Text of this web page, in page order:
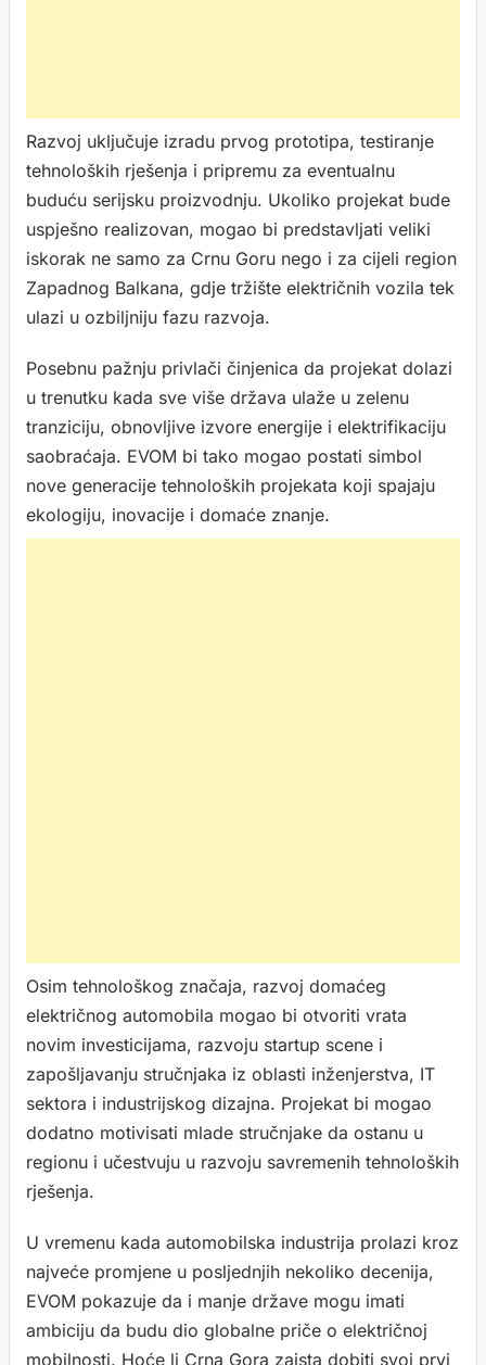
Razvoj uključuje izradu prvog prototipa, testiranje
tehnoloških rješenja i pripremu za eventualnu
buduću serijsku proizvodnju. Ukoliko projekat bude
uspješno realizovan, mogao bi predstavljati veliki
iskorak ne samo za Crnu Goru nego i za cijeli region
Zapadnog Balkana, gdje tržište električnih vozila tek
ulazi u ozbiljniju fazu razvoja.
Posebnu pažnju privlači činjenica da projekat dolazi
u trenutku kada sve više država ulaže u zelenu
tranziciju, obnovljive izvore energije i elektrifikaciju
saobraćaja. EVOM bi tako mogao postati simbol
nove generacije tehnoloških projekata koji spajaju
ekologiju, inovacije i domaće znanje.
Osim tehnološkog značaja, razvoj domaćeg
električnog automobila mogao bi otvoriti vrata
novim investicijama, razvoju startup scene i
zapošljavanju stručnjaka iz oblasti inženjerstva, IT
sektora i industrijskog dizajna. Projekat bi mogao
dodatno motivisati mlade stručnjake da ostanu u
regionu i učestvuju u razvoju savremenih tehnoloških
rješenja.
U vremenu kada automobilska industrija prolazi kroz
najveće promjene u posljednjih nekoliko decenija,
EVOM pokazuje da i manje države mogu imati
ambiciju da budu dio globalne priče o električnoj
mobilnosti. Hoće li Crna Gora zaista dobiti svoj prvi